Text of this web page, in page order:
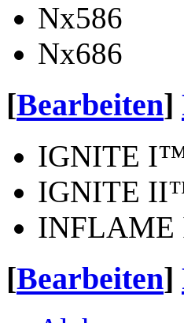
Nx586
Nx686
[Bearbeiten]
IGNITE
IGNITE
[Bearbeiten]